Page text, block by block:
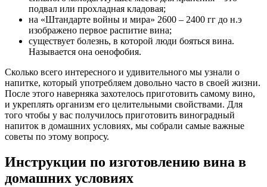
подвал или прохладная кладовая;
на «Штандарте войны и мира» 2600 – 2400 гг до н.э
изображено первое распитие вина;
существует болезнь, в которой люди бояться вина.
Называется она оенофобия.
Сколько всего интересного и удивительного мы узнали о
напитке, который употребляем довольно часто в своей жизни.
После этого наверняка захотелось приготовить самому вино,
и укреплять организм его целительными свойствами. Для
того чтобы у вас получилось приготовить виноградный
напиток в домашних условиях, мы собрали самые важные
советы по этому вопросу.
Инструкции по изготовлению вина в
домашних условиях